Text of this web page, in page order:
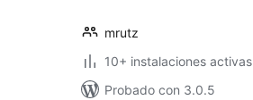
mrutz
10+ instalaciones activas
Probado con 3.0.5